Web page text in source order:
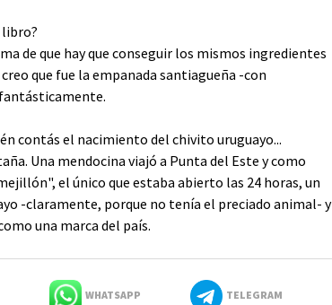
libro?
de que hay que conseguir los mismos ingredientes
que fue la empanada santiagueña -con
fantásticamente.
contás el nacimiento del chivito uruguayo...
Una mendocina viajó a Punta del Este y como
el único que estaba abierto las 24 horas, un
-claramente, porque no tenía el preciado animal- y
una marca del país.
WHATSAPP TELEGRAM